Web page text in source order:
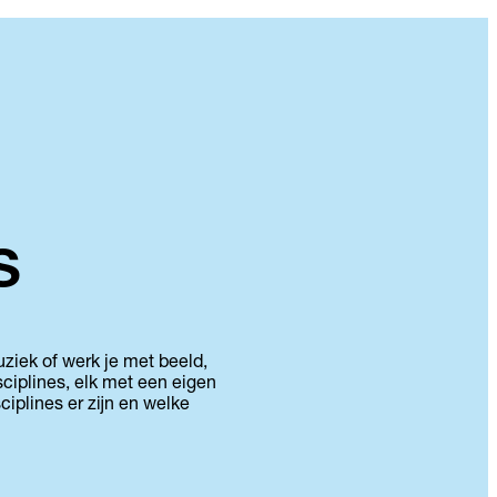
of werk je met beeld,
elk met een eigen
er zijn en welke